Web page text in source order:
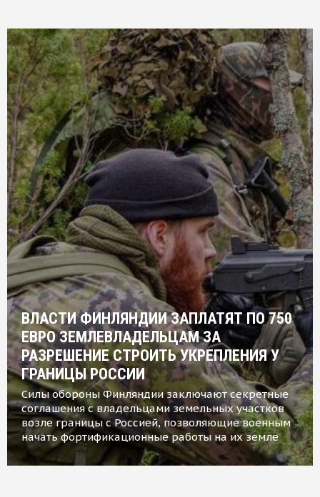
ВЛАСТИ ФИНЛЯНДИИ ЗАПЛАТЯТ ПО 750
ЕВРО ЗЕМЛЕВЛАДЕЛЬЦАМ ЗА
РАЗРЕШЕНИЕ СТРОИТЬ УКРЕПЛЕНИЯ У
ГРАНИЦЫ РОССИИ
Силы обороны Финляндии заключают секретные
соглашения с владельцами земельных участков
возле границы с Россией, позволяющие военным
начать фортификационные работы на их земле